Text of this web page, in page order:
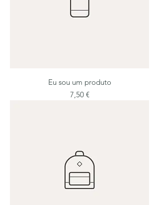
Eu sou um produto
Preço
7,50 €